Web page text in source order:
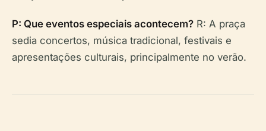
P: Que eventos especiais acontecem? R: A praça
sedia concertos, música tradicional, festivais e
apresentações culturais, principalmente no verão.